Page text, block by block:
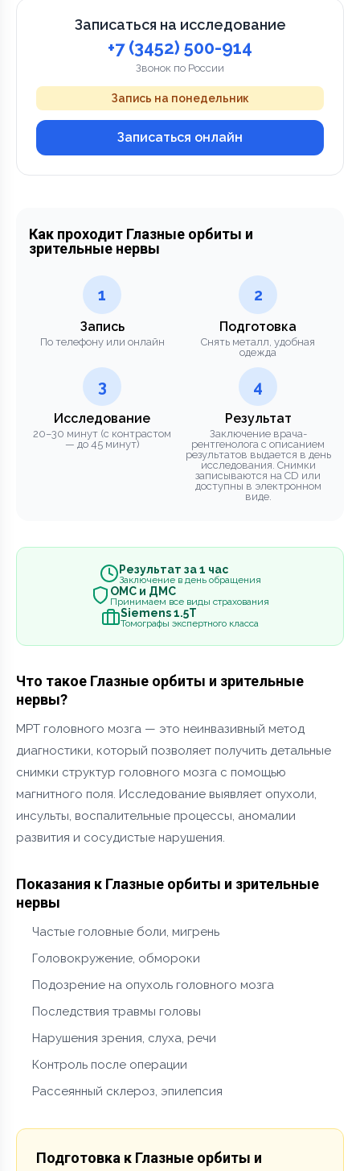
Записаться на исследование
+7 (3452) 500-914
Звонок по России
Запись на понедельник
Записаться онлайн
Как проходит Глазные орбиты и
зрительные нервы
1
Запись
По телефону или онлайн
2
Подготовка
Снять металл, удобная
одежда
3
Исследование
20–30 минут (с контрастом
— до 45 минут)
4
Результат
Заключение врача-
рентгенолога с описанием
результатов выдается в день
исследования. Снимки
записываются на CD или
доступны в электронном
виде.
Результат за 1 час
Заключение в день обращения
ОМС и ДМС
Принимаем все виды страхования
Siemens 1.5Т
Томографы экспертного класса
Что такое Глазные орбиты и зрительные
нервы?
МРТ головного мозга — это неинвазивный метод
диагностики, который позволяет получить детальные
снимки структур головного мозга с помощью
магнитного поля. Исследование выявляет опухоли,
инсульты, воспалительные процессы, аномалии
развития и сосудистые нарушения.
Показания к Глазные орбиты и зрительные
нервы
Частые головные боли, мигрень
Головокружение, обмороки
Подозрение на опухоль головного мозга
Последствия травмы головы
Нарушения зрения, слуха, речи
Контроль после операции
Рассеянный склероз, эпилепсия
Подготовка к Глазные орбиты и